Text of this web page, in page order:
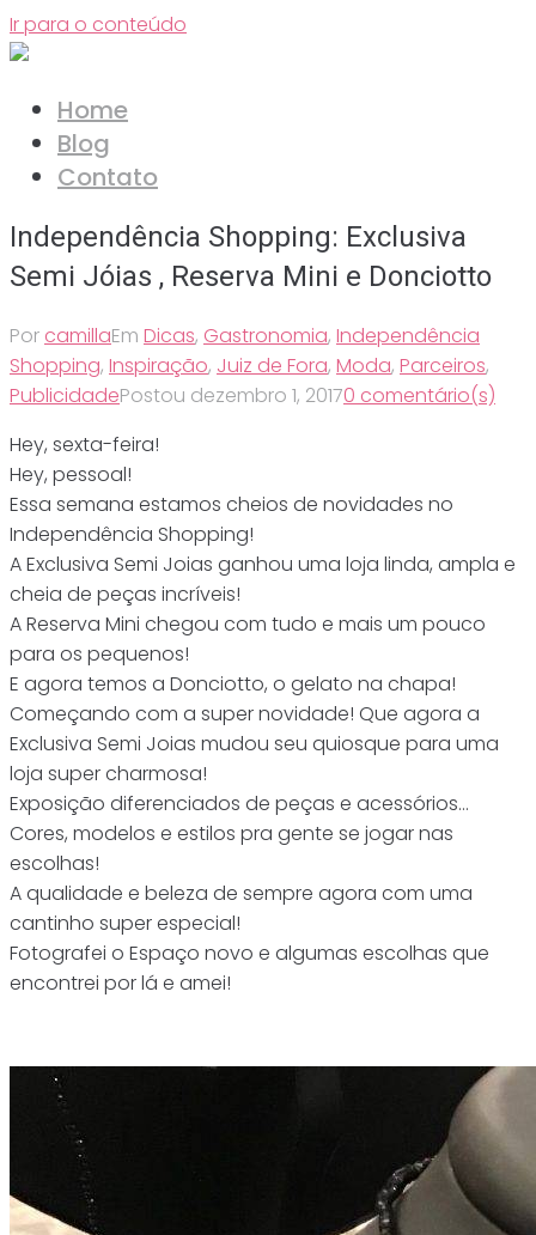
Ir para o conteúdo
Home
Blog
Contato
Independência Shopping: Exclusiva
Semi Jóias , Reserva Mini e Donciotto
Por camillaEm Dicas, Gastronomia, Independência
Shopping, Inspiração, Juiz de Fora, Moda, Parceiros,
PublicidadePostou dezembro 1, 20170 comentário(s)
Hey, sexta-feira!
Hey, pessoal!
Essa semana estamos cheios de novidades no
Independência Shopping!
A Exclusiva Semi Joias ganhou uma loja linda, ampla e
cheia de peças incríveis!
A Reserva Mini chegou com tudo e mais um pouco
para os pequenos!
E agora temos a Donciotto, o gelato na chapa!
Começando com a super novidade! Que agora a
Exclusiva Semi Joias mudou seu quiosque para uma
loja super charmosa!
Exposição diferenciados de peças e acessórios…
Cores, modelos e estilos pra gente se jogar nas
escolhas!
A qualidade e beleza de sempre agora com uma
cantinho super especial!
Fotografei o Espaço novo e algumas escolhas que
encontrei por lá e amei!